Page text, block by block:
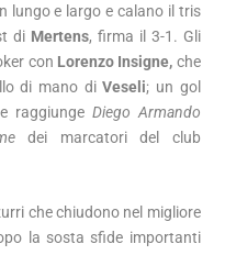
lungo e largo e calano il tris
di Mertens, firma il 3-1. Gli
con Lorenzo Insigne, che
di mano diVeseli; un gol
raggiunge Diego Armando
dei marcatori del club
che chiudono nel migliore
la sosta sfide importanti